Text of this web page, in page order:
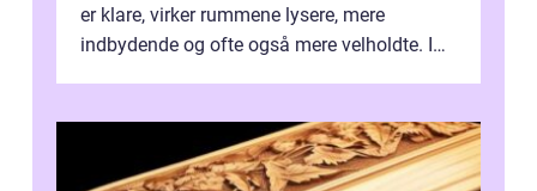
er klare, virker rummene lysere, mere
indbydende og ofte også mere velholdte. I